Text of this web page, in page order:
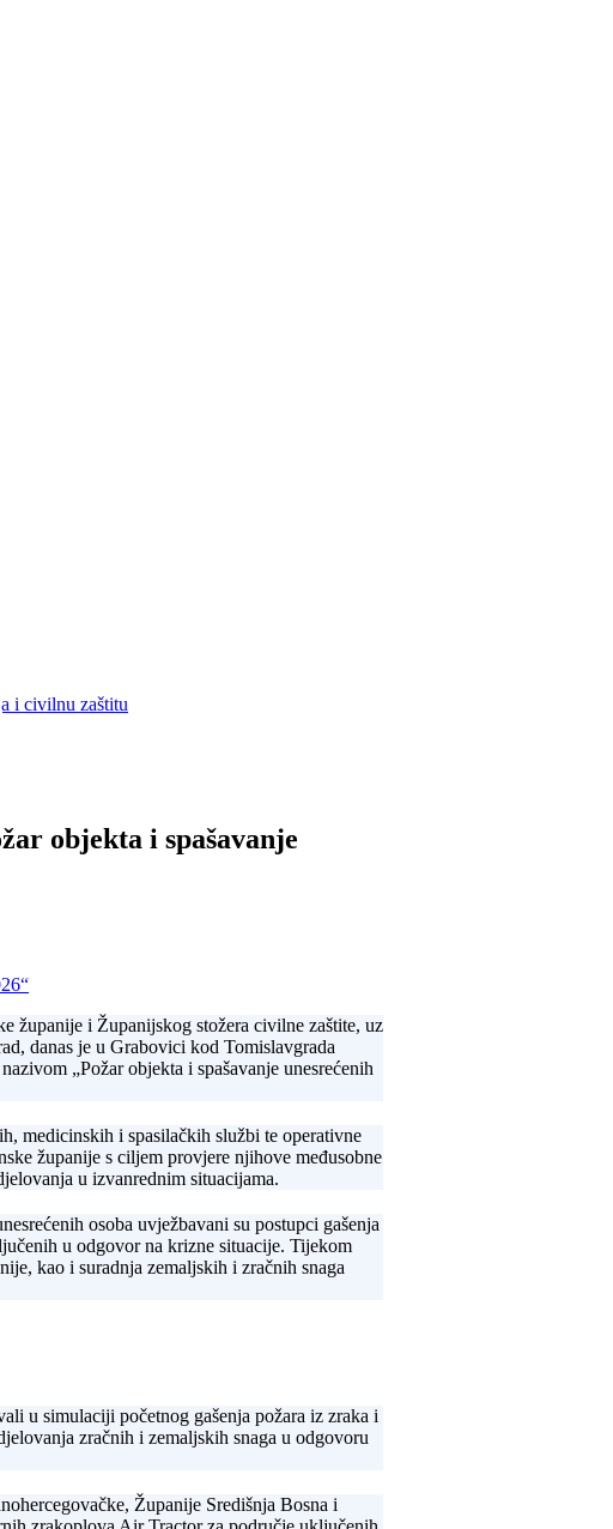
i civilnu zaštitu
objekta i spašavanje
županije i Županijskog stožera civilne zaštite, uz
danas je u Grabovici kod Tomislavgrada
„Požar objekta i spašavanje unesrećenih
medicinskih i spasilačkih službi te operativne
županije s ciljem provjere njihove međusobne
u izvanrednim situacijama.
osoba uvježbavani su postupci gašenja
u odgovor na krizne situacije. Tijekom
kao i suradnja zemaljskih i zračnih snaga
u simulaciji početnog gašenja požara iz zraka i
zračnih i zemaljskih snaga u odgovoru
Županije Središnja Bosna i